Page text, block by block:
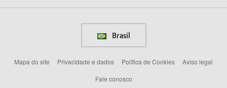
Brasil
Mapa do site Privacidade e dados Política de Cookies
Aviso legal
Fale conosco